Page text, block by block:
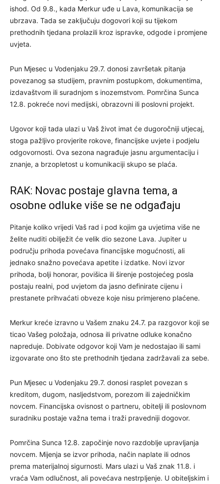
ishod. Od 9.8., kada Merkur uđe u Lava, komunikacija se
ubrzava. Tada se zaključuju dogovori koji su tijekom
prethodnih tjedana prolazili kroz ispravke, odgode i promjene
uvjeta.
Pun Mjesec u Vodenjaku 29.7. donosi završetak pitanja
povezanog sa studijem, pravnim postupkom, dokumentima,
izdavaštvom ili suradnjom s inozemstvom. Pomrčina Sunca
12.8. pokreće novi medijski, obrazovni ili poslovni projekt.
Ugovor koji tada ulazi u Vaš život imat će dugoročniji utjecaj,
stoga pažljivo provjerite rokove, financijske uvjete i podjelu
odgovornosti. Ova sezona nagrađuje jasnu argumentaciju i
znanje, a brzopletost u komunikaciji skupo se plaća.
RAK: Novac postaje glavna tema, a
osobne odluke više se ne odgađaju
Pitanje koliko vrijedi Vaš rad i pod kojim ga uvjetima više ne
želite nuditi obilježit će velik dio sezone Lava. Jupiter u
području prihoda povećava financijske mogućnosti, ali
jednako snažno povećava apetite i izdatke. Novi izvor
prihoda, bolji honorar, povišica ili širenje postojećeg posla
postaju realni, pod uvjetom da jasno definirate cijenu i
prestanete prihvaćati obveze koje nisu primjereno plaćene.
Merkur kreće izravno u Vašem znaku 24.7. pa razgovor koji se
ticao Vašeg položaja, odnosa ili privatne odluke konačno
napreduje. Dobivate odgovor koji Vam je nedostajao ili sami
izgovarate ono što ste prethodnih tjedana zadržavali za sebe.
Pun Mjesec u Vodenjaku 29.7. donosi rasplet povezan s
kreditom, dugom, nasljedstvom, porezom ili zajedničkim
novcem. Financijska ovisnost o partneru, obitelji ili poslovnom
suradniku postaje važna tema i traži pravedniji dogovor.
Pomrčina Sunca 12.8. započinje novo razdoblje upravljanja
novcem. Mijenja se izvor prihoda, način naplate ili odnos
prema materijalnoj sigurnosti. Mars ulazi u Vaš znak 11.8. i
vraća Vam odlučnost, ali povećava nestrpljenje. U obiteljskim i